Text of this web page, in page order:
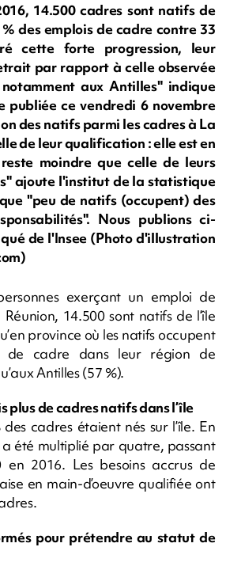
14.500 cadres sont natifs de
des emplois de cadre contre 33
cette forte progression, leur
par rapport à celle observée
aux Antilles" indique
publiée ce vendredi 6 novembre
des natifs parmi les cadres à La
de leur qualification : elle est en
moindre que celle de leurs
ajoute l'institut de la statistique
"peu de natifs (occupent) des
Nous publions ci-
de l'Insee (Photo d'illustration
exerçant un emploi de
14.500 sont natifs de l’île
province où les natifs occupent
de cadre dans leur région de
Antilles (57 %).
plus de cadres natifs dans l’île
cadres étaient nés sur l’île. En
été multiplié par quatre, passant
2016. Les besoins accrus de
en main-d’oeuvre qualifiée ont
pour prétendre au statut de